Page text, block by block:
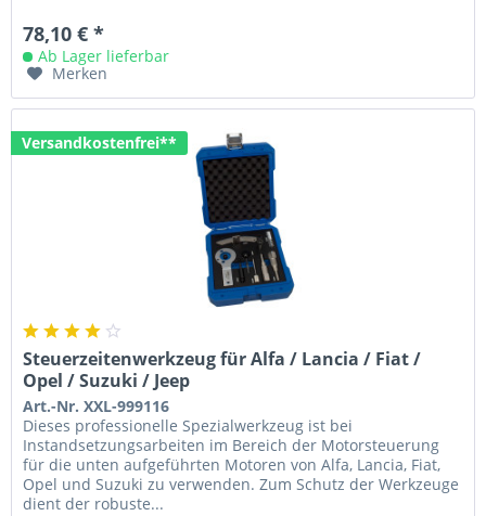
78,10 € *
Ab Lager lieferbar
Merken
Versandkostenfrei**
Steuerzeitenwerkzeug für Alfa / Lancia / Fiat /
Opel / Suzuki / Jeep
Art.-Nr. XXL-999116
Dieses professionelle Spezialwerkzeug ist bei
Instandsetzungsarbeiten im Bereich der Motorsteuerung
für die unten aufgeführten Motoren von Alfa, Lancia, Fiat,
Opel und Suzuki zu verwenden. Zum Schutz der Werkzeuge
dient der robuste...